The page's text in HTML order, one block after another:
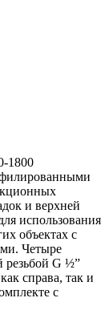
1800
и верхней
использования
объектах с
Четыре
резьбой G ½”
справа, так и
с